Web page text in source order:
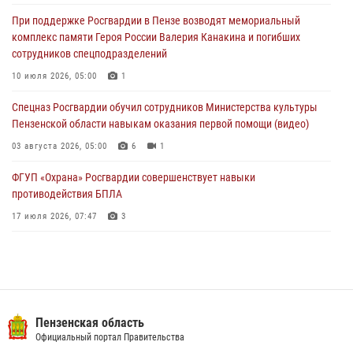
дома
03 августа 2026, 05:59
Росгвардейцы Пензенской области отмечают 35-летие дежурной
03 августа 2026, 05:15
При поддержке Росгвардии в Пензе возводят мемориальный
комплекс памяти Героя России Валерия Канакина и погибших
сотрудников спецподразделений
10 июля 2026, 05:00 1
Спецназ Росгвардии обучил сотрудников Министерства культуры
Пензенской области навыкам оказания первой помощи (видео)
03 августа 2026, 05:00 6 1
ФГУП «Охрана» Росгвардии совершенствует навыки
противодействия БПЛА
17 июля 2026, 07:47 3
Пензенский спецназ Росгвардии готовит студентов к окружному
этапу «Зарницы 2.0» (видео)
Пензенская область
Официальный портал Правительства